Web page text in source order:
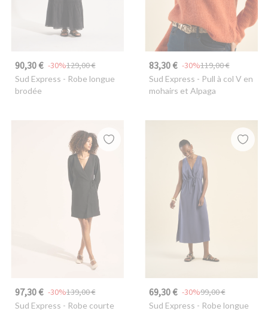
90,30 € 129,00 €
-30%
Sud Express - Robe longue
brodée
83,30 € 119,00 €
-30%
Sud Express - Pull à col V en
mohairs et Alpaga
97,30 € 139,00 €
-30%
Sud Express - Robe courte
69,30 € 99,00 €
-30%
Sud Express - Robe longue